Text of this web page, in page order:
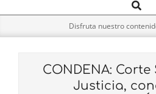
Pulso
Navigation
Disfruta nuestro
CONDENA:
Justicia,